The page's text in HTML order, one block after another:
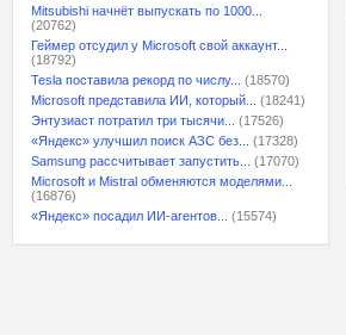
Mitsubishi начнёт выпускать по 1000...
(20762)
Геймер отсудил у Microsoft свой аккаунт...
(18792)
Tesla поставила рекорд по числу...
(18570)
Microsoft представила ИИ, который...
(18241)
Энтузиаст потратил три тысячи...
(17526)
«Яндекс» улучшил поиск АЗС без...
(17328)
Samsung рассчитывает запустить...
(17070)
Microsoft и Mistral обменяются моделями...
(16876)
«Яндекс» посадил ИИ-агентов...
(15574)